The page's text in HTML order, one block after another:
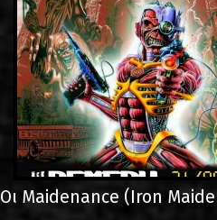
Οι Maidenance (Iron